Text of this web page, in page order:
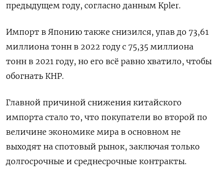
предыдущем году, согласно данным Kpler.
Импорт в Японию также снизился, упав до 73,61
миллиона тонн в 2022 году с 75,35 миллиона
тонн в 2021 году, но его всё равно хватило, чтобы
обогнать КНР.
Главной причиной снижения китайского
импорта стало то, что покупатели во второй по
величине экономике мира в основном не
выходят на спотовый рынок, заключая только
долгосрочные и среднесрочные контракты.